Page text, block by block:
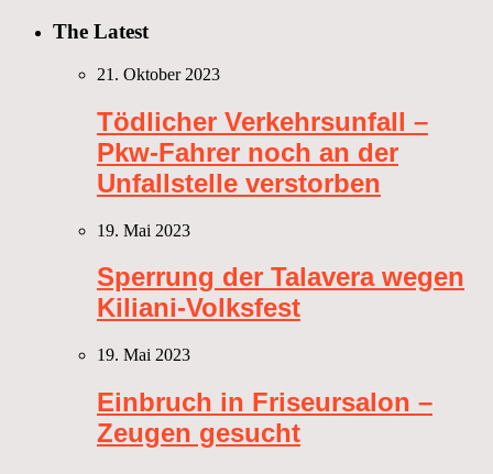
The Latest
21. Oktober 2023
Tödlicher Verkehrsunfall –
Pkw-Fahrer noch an der
Unfallstelle verstorben
19. Mai 2023
Sperrung der Talavera wegen
Kiliani-Volksfest
19. Mai 2023
Einbruch in Friseursalon –
Zeugen gesucht